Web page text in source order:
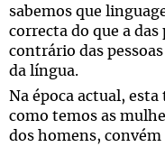
sabemos que
correcta do que a das
contrário das
da língua.
Na época actual,
como temos as
dos homens,